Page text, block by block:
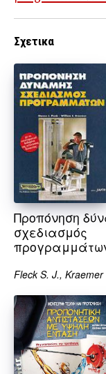
Σχετικα
Προπόνηση
σχεδιασμός
Fleck S. J., Kraemer